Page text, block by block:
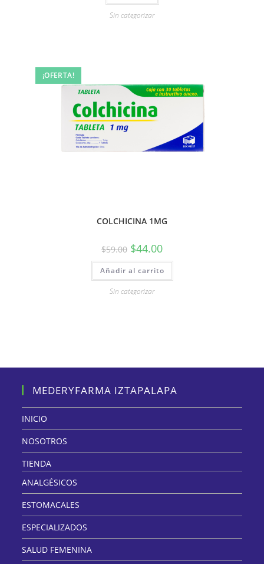
Sin categorizar
¡OFERTA!
COLCHICINA 1MG
$59.00 $44.00
Añadir al carrito
Sin categorizar
MEDERYFARMA IZTAPALAPA
INICIO
NOSOTROS
TIENDA
ANALGÉSICOS
ESTOMACALES
ESPECIALIZADOS
SALUD FEMENINA